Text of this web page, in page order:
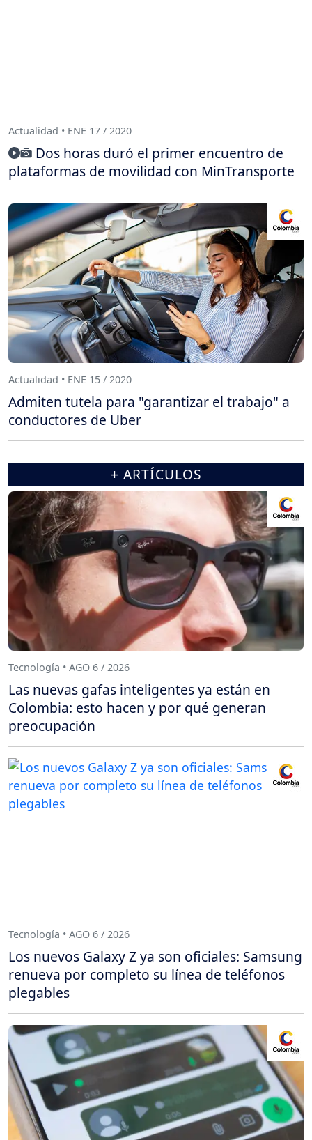
Actualidad • ENE 17 / 2020
Dos horas duró el primer encuentro de
plataformas de movilidad con MinTransporte
Actualidad • ENE 15 / 2020
Admiten tutela para "garantizar el trabajo" a
conductores de Uber
+ ARTÍCULOS
Tecnología • AGO 6 / 2026
Las nuevas gafas inteligentes ya están en
Colombia: esto hacen y por qué generan
preocupación
Tecnología • AGO 6 / 2026
Los nuevos Galaxy Z ya son oficiales: Samsung
renueva por completo su línea de teléfonos
plegables